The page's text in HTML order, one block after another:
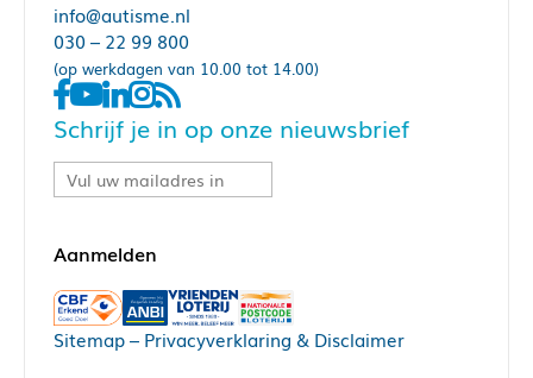
info@autisme.nl
030 – 22 99 800
(op werkdagen van 10.00 tot 14.00)
Schrijf je in op onze nieuwsbrief
Sitemap– Privacyverklaring & Disclaimer